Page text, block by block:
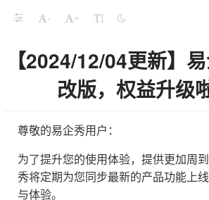
级啦！
频功能升级
领。
止
- +
【2024/12/04更新】
改版，权益升级啦
尊敬的易企秀用户：
为了提升您的使用体验，提供更加周
秀将定期为您同步最新的产品功能上
与体验。